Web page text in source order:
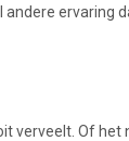
andere ervaring
verveelt. Of het